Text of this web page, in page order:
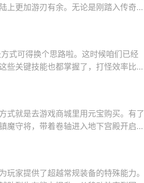
上更加游刃有余。无论是刚踏入传奇世
式可得换个思路啦。这时候咱们已经
些关键技能也都掌握了，打怪效率比以
式就是去游戏商城里用元宝购买。有了
魔守将，带着卷轴进入地下宫殿开启夺
家提供了超越常规装备的特殊能力。